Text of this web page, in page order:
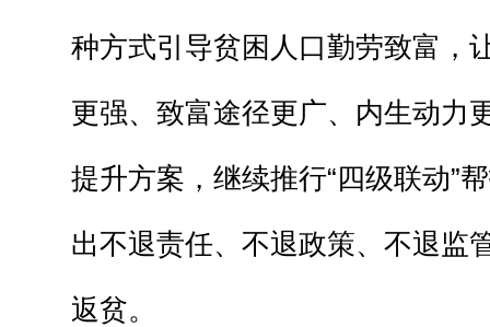
种方式引导贫困人口勤劳致富，
更强、致富途径更广、内生动力
提升方案，继续推行“四级联动”
出不退责任、不退政策、不退监
返贫。